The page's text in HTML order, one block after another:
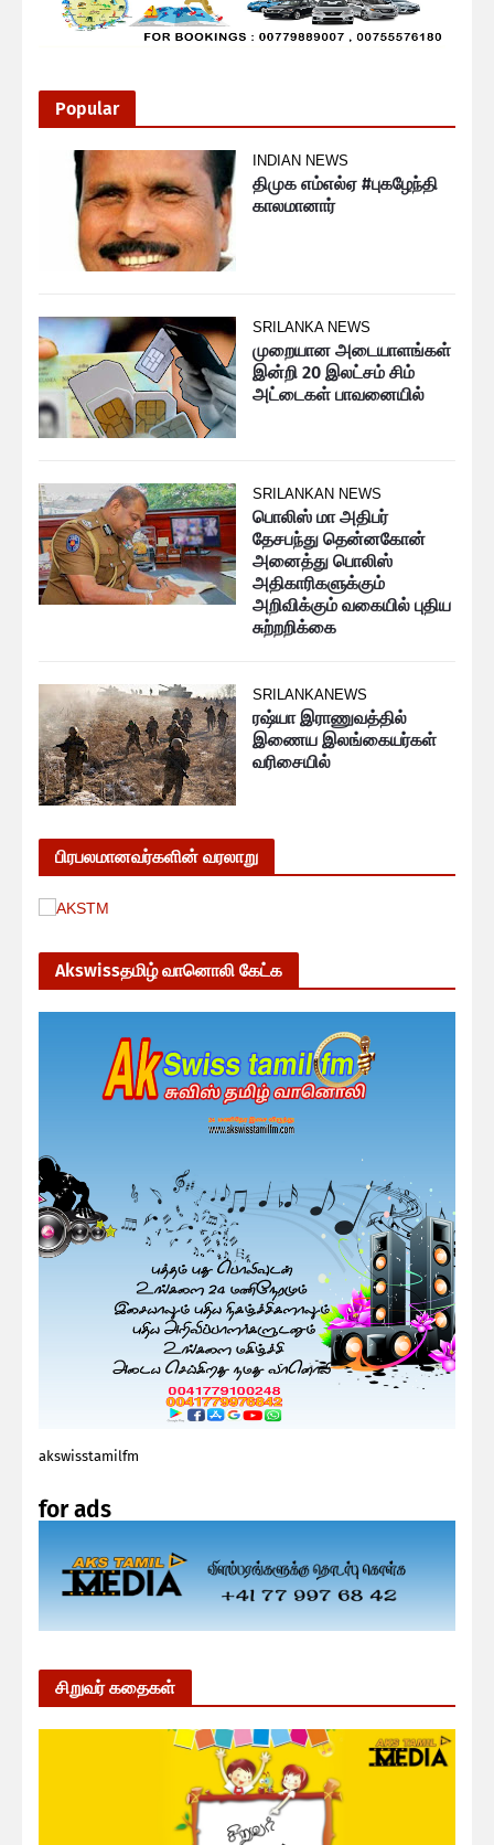
Popular
INDIAN NEWS
திமுக எம்எல்ஏ #புகழேந்தி
காலமானார்
SRILANKA NEWS
முறையான அடையாளங்கள்
இன்றி 20 இலட்சம் சிம்
அட்டைகள் பாவனையில்
SRILANKAN NEWS
பொலிஸ் மா அதிபர்
தேசபந்து தென்னகோன்
அனைத்து பொலிஸ்
அதிகாரிகளுக்கும்
அறிவிக்கும் வகையில் புதிய
சுற்றறிக்கை
SRILANKANEWS
ரஷ்யா இராணுவத்தில்
இணைய இலங்கையர்கள்
வரிசையில்
பிரபலமானவர்களின் வரலாறு
Akswissதமிழ் வானொலி கேட்க
akswisstamilfm
for ads
சிறுவர் கதைகள்